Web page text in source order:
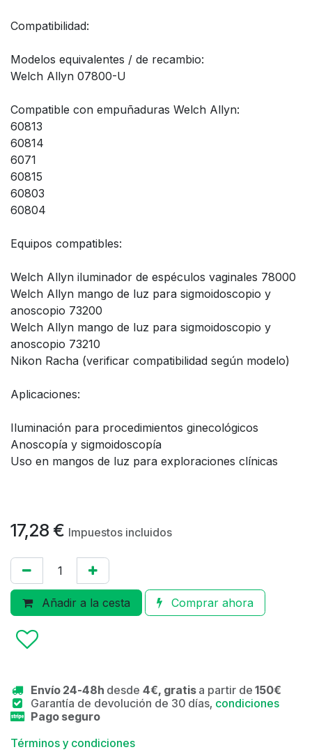
Compatibilidad:
Modelos equivalentes / de recambio:
Welch Allyn 07800-U
Compatible con empuñaduras Welch Allyn:
60813
60814
6071
60815
60803
60804
Equipos compatibles:
Welch Allyn iluminador de espéculos vaginales 78000
Welch Allyn mango de luz para sigmoidoscopio y
anoscopio 73200
Welch Allyn mango de luz para sigmoidoscopio y
anoscopio 73210
Nikon Racha (verificar compatibilidad según modelo)
Aplicaciones:
Iluminación para procedimientos ginecológicos
Anoscopía y sigmoidoscopía
Uso en mangos de luz para exploraciones clínicas
17,28 € Impuestos incluidos
Añadir a la cesta Comprar ahora
Envío 24-48h desde 4€, gratis a partir de 150€
Garantía de devolución de 30 días, condiciones
Pago seguro
Términos y condiciones